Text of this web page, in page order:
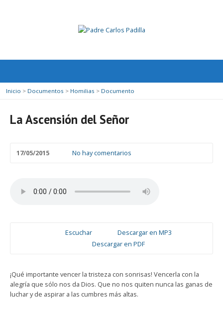
Inicio > Documentos > Homilias > Documento
La Ascensión del Señor
17/05/2015 No hay comentarios
Escuchar
Descargar en MP3
Descargar en PDF
¡Qué importante vencer la tristeza con sonrisas! Vencerla con la
alegría que sólo nos da Dios. Que no nos quiten nunca las ganas de
luchar y de aspirar a las cumbres más altas.